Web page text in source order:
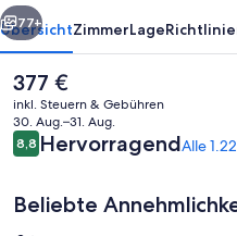
Weiter
77+
ÜbersichtZimmerLage
Der
aktuelle
Preis
beträgt
377 €.
377 €
inkl. Steuern & Gebühren
30. Aug.–31. Aug.
Bewertungen
8,88,8 von 10.
HervorragendAlle
Beliebte